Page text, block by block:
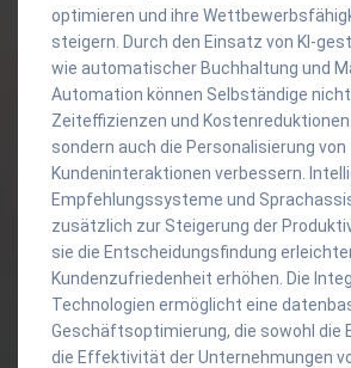
optimieren und ihre
steigern. Durch den Einsatz von KI-
wie automatischer Buchhaltung und
Automation können Selbständige
Zeiteffizienzen und Kostenreduktionen
sondern auch die Personalisierung von
Kundeninteraktionen verbessern.
Empfehlungssysteme und
zusätzlich zur Steigerung der
sie die Entscheidungsfindung
Kundenzufriedenheit erhöhen. Die
Technologien ermöglicht eine
Geschäftsoptimierung, die sowohl die
die Effektivität der Unternehmungen